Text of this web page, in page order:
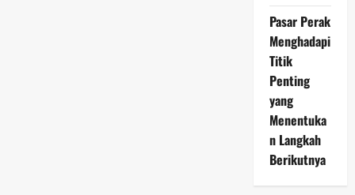
Pasar Perak
Menghadapi
Titik
Penting
yang
Menentuka
n Langkah
Berikutnya